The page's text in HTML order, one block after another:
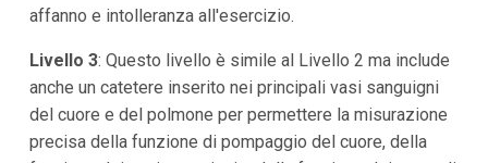
affanno e intolleranza all'esercizio.
Livello 3: Questo livello è simile al Livello 2 ma include
anche un catetere inserito nei principali vasi sanguigni
del cuore e del polmone per permettere la misurazione
precisa della funzione di pompaggio del cuore, della